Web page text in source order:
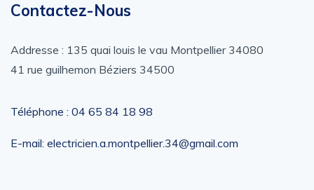
Contactez-Nous
Addresse : 135 quai louis le vau Montpellier 34080
41 rue guilhemon Béziers 34500
Téléphone : ‎04 65 84 18 98
E-mail: electricien.a.montpellier.34@gmail.com